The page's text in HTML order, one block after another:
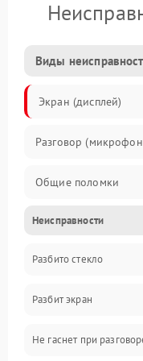
Виды
Экран (дисплей)
Разговор
Общие поломки
Проблемы связи
Камеры
Проблемы с
Зарядка
Неисправности
Разбито стекло
Разбит экран
Не гаснет при